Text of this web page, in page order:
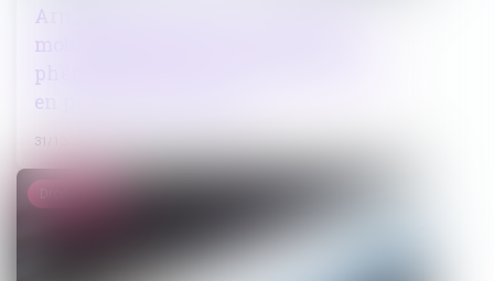
Arnaques financières : les autorités
mobilisées dans la lutte contre ce
phénomène massif qui piège de plus
en plus de particuliers
31/12/2024
Droit public